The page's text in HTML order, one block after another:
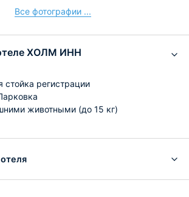
Все фотографии ...
ХОЛМ ИНН
стойка регистрации
животными (до 15 кг)